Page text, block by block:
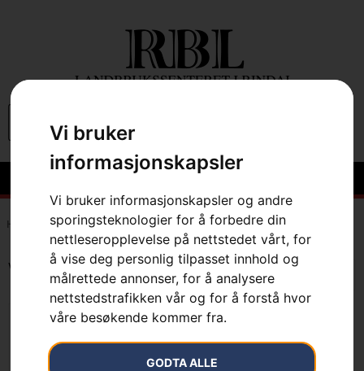
Vi bruker
informasjonskapsler
Vi bruker informasjonskapsler og andre
sporingsteknologier for å forbedre din
nettleseropplevelse på nettstedet vårt, for
å vise deg personlig tilpasset innhold og
målrettede annonser, for å analysere
nettstedstrafikken vår og for å forstå hvor
våre besøkende kommer fra.
GODTA ALLE
Hem 7333377643888
Viser det ene resultatet